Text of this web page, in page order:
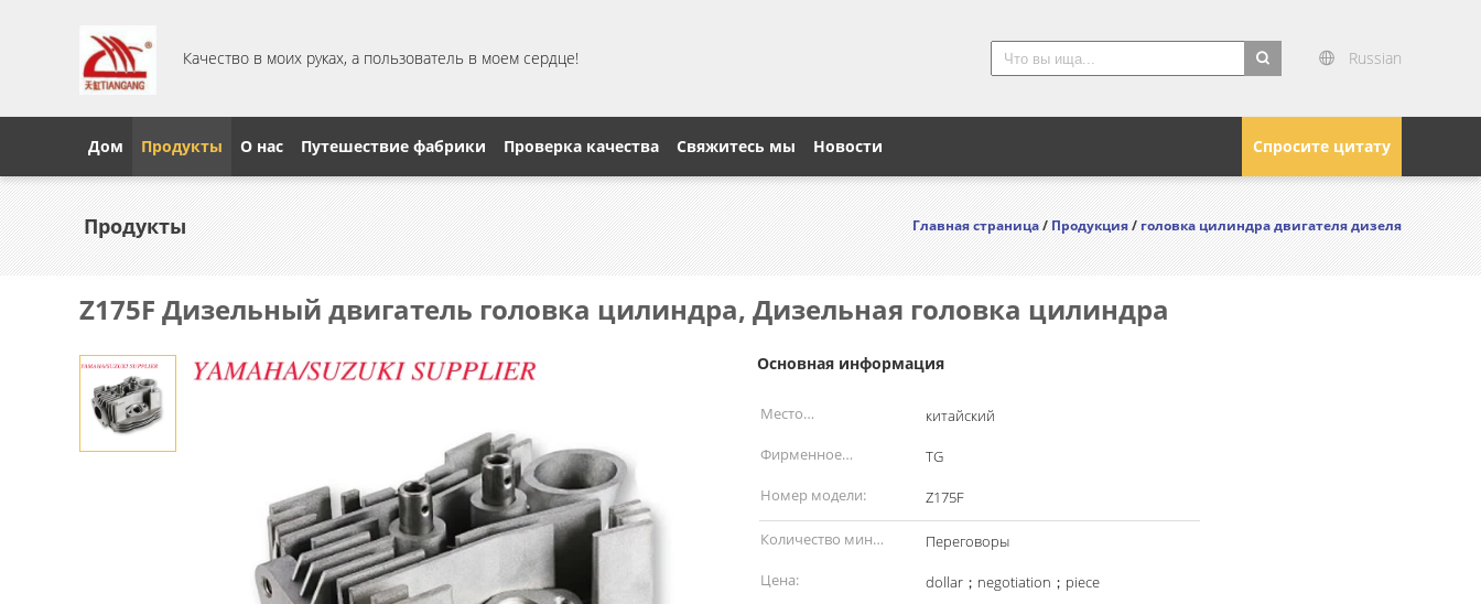
Качество в моих руках, а пользователь в моем сердце!
Russian
Спросите цитату
Дом Продукты О нас Путешествие фабрики Проверка качества Свяжитесь мы Новости
Продукты Главная страница/Продукция/головка цилиндра двигателя дизеля
Z175F Дизельный двигатель головка цилиндра, Дизельная головка цилиндра
Основная информация
Место
происхождения:
китайский
Фирменное
наименование:
TG
Номер модели:
Z175F
Количество мин
заказа:
Переговоры
Цена:
dollar；negotiation；piece